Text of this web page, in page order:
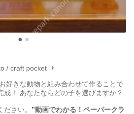
/ craft pocket
好きな動物と組み合わせて作ることで
成！ あなたならどの子を選びますか？
さい。 ”動画でわかる！ペーパークラ